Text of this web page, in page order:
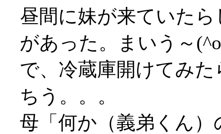
昼間に妹が来ていた
があった。まいう～
で、冷蔵庫開けてみ
ちう。。。
母「何か（義弟くん